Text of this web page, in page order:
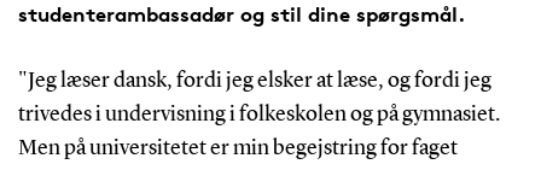
studenterambassadør og stil dine spørgsmål.
"Jeg læser dansk, fordi jeg elsker at læse, og fordi jeg
trivedes i undervisning i folkeskolen og på gymnasiet.
Men på universitetet er min begejstring for faget